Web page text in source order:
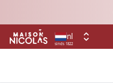
sinds 1822
nl